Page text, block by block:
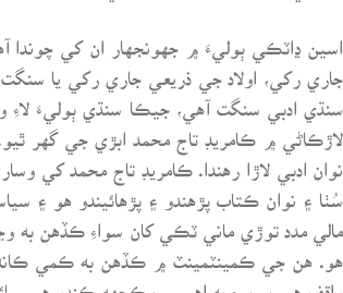
اسين ڍاٽڪي ٻوليءَ ۾ جهونجهار ان کي چوندا
جاري رکي، اولاد جي ذريعي جاري رکي يا
سنڌي ادبي سنگت آهي، جيڪا سنڌي ٻوليءَ
لاڙڪاڻي ۾ ڪامريڊ تاج محمد ابڙي جي گهر
نوان ادبي لاڙا رهندا. ڪامريڊ تاج محمد
سُٺا ۽ نوان ڪتاب پڙهندو ۽ پڙهائيندو هو
مالي مدد توڙي ماني ٽڪي کان سواءِ ڪڏهن به
هو. هن جي ڪمينٽمينٽ ۾ ڪڏهن به ڪمي ڪانه
واقف هو، پر پوءِ به اهو سڀ ڪجهه ڪندو هو.